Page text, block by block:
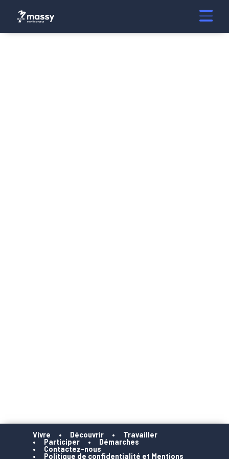
Vivre Découvrir
Travailler
Participer
Démarches
Contactez-nous
Politique de confidentialité et Mentions